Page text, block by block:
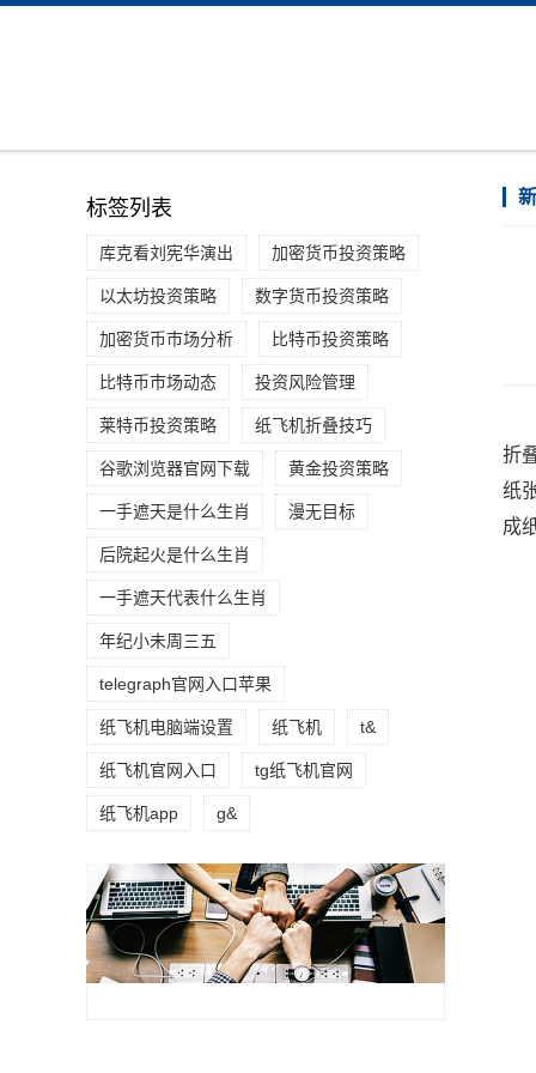
标签列表
库克看刘宪华演出 加密货币投资策略
以太坊投资策略 数字货币投资策略
加密货币市场分析 比特币投资策略
比特币市场动态 投资风险管理
莱特币投资策略 纸飞机折叠技巧
谷歌浏览器官网下载 黄金投资策略
一手遮天是什么生肖 漫无目标
后院起火是什么生肖
一手遮天代表什么生肖
年纪小未周三五
telegraph官网入口苹果
纸飞机电脑端设置 纸飞机 t&
纸飞机官网入口 tg纸飞机官网
纸飞机app g&
折
纸
成